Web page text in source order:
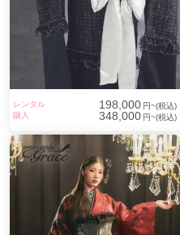
レンタル 198,000 円~(税込)
購入
348,000 円~(税込)